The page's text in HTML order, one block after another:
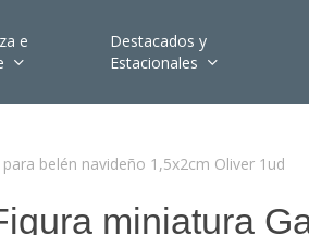
e
Destacados y
Estacionales
belén navideño 1,5x2cm Oliver 1ud
miniatura